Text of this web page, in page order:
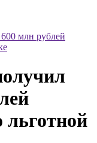
млн рублей
льготной